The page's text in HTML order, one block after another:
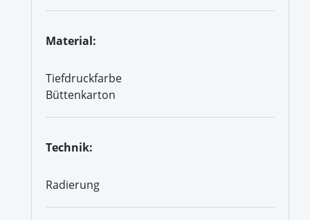
Material:
Tiefdruckfarbe
Büttenkarton
Technik:
Radierung